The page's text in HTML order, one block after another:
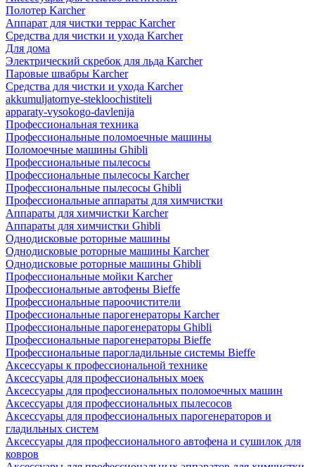
Полотер Karcher
Аппарат для чистки террас Karcher
Средства для чистки и ухода Karcher
Для дома
Электрический скребок для льда Karcher
Паровые швабры Karcher
Средства для чистки и ухода Karcher
akkumuljatornye-stekloochistiteli
apparaty-vysokogo-davlenija
Профессиональная техника
Профессиональные поломоечные машины
Поломоечные машины Ghibli
Профессиональные пылесосы
Профессиональные пылесосы Karcher
Профессиональные пылесосы Ghibli
Профессиональные аппараты для химчистки
Аппараты для химчистки Karcher
Аппараты для химчистки Ghibli
Однодисковые роторные машины
Однодисковые роторные машины Karcher
Однодисковые роторные машины Ghibli
Профессиональные мойки Karcher
Профессиональные автофены Bieffe
Профессиональные пароочистители
Профессиональные парогенераторы Karcher
Профессиональные парогенераторы Ghibli
Профессиональные парогенераторы Bieffe
Профессиональные парогладильные системы Bieffe
Аксессуары к профессиональной технике
Аксессуары для профессиональных моек
Аксессуары для профессиональных поломоечных машин
Аксессуары для профессиональных пылесосов
Аксессуары для профессиональных парогенераторов и
гладильных систем
Аксессуары для профессионального автофена и сушилок для
ковров